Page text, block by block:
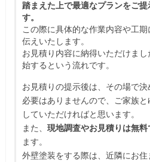
踏まえた上で最適なプランをご提
す。
この際に具体的な作業内容や工
伝えいたします。
お見積り内容に納得いただけま
始するという流れです。
お見積りの提示後は、その場で決
必要はありませんので、ご家族
していただければと思います。
また、 現地調査やお見積りは無料
ます。
外壁塗装をする際は、近隣にお住